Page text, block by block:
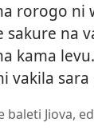
rorogo
na
kama
vakila
baleti Jiova,